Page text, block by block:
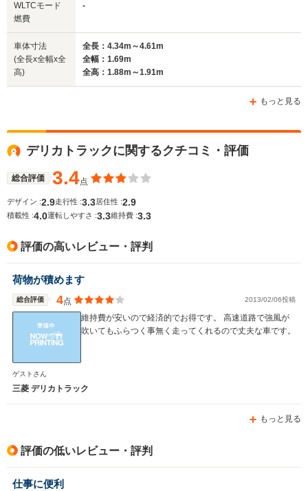
サイズ
(全長x全幅x全高)
WLTCモード
燃費
WLTCモード
燃費
-
車体寸法
(全長x全幅x全
高)
全長：4.34m～4.61m
全幅：1.69m
全高：1.88m～1.91m
もっと見る
デリカトラックに関するクチコミ・評価
総合評価 3.4点
デザイン :2.9走行性 :3.3居住性 :2.9
積載性 :4.0運転しやすさ :3.3維持費 :3.3
評価の高いレビュー・評判
荷物が積めます
総合評価 4点 2013/02/06投稿
維持費が安いので経済的でお得です。 高速道路で強風が
吹いてもふらつく事無く走ってくれるので丈夫な車です。
ゲストさん
三菱 デリカトラック
もっと見る
評価の低いレビュー・評判
仕事に便利